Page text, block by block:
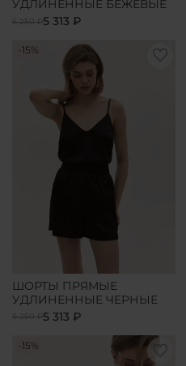
УДЛИНЕННЫЕ БЕЖЕВЫЕ
6 250 ₽5 313 ₽
-15%
ШОРТЫ ПРЯМЫЕ
УДЛИНЕННЫЕ ЧЕРНЫЕ
6 250 ₽5 313 ₽
-15%